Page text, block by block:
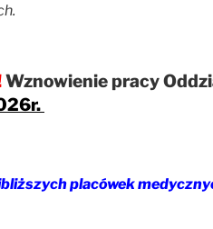
Wznowienie pracy
placówek